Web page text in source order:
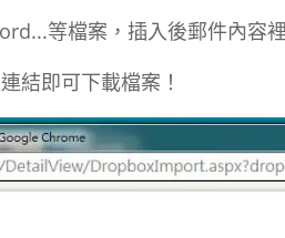
等檔案，插入後郵件內容
結即可下載檔案！